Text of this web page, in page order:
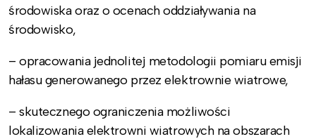
środowiska oraz o ocenach oddziaływania na
środowisko,
– opracowania jednolitej metodologii pomiaru emisji
hałasu generowanego przez elektrownie wiatrowe,
– skutecznego ograniczenia możliwości
lokalizowania elektrowni wiatrowych na obszarach